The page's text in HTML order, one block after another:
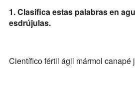
1. Clasifica estas palabras en
esdrújulas.
Científico fértil ágil mármol canapé